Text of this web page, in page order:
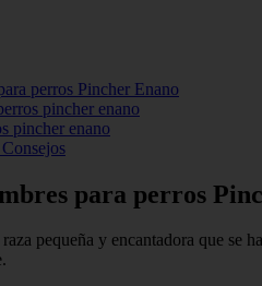
perros Pincher Enano
pincher enano
pincher enano
para perros
pequeña y encantadora que se